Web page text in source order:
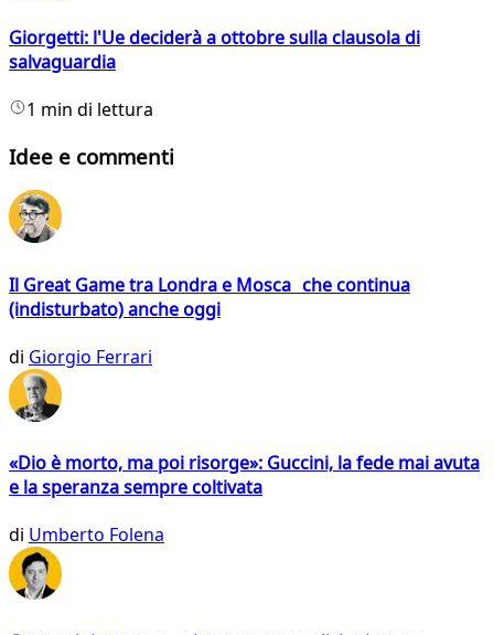
Giorgetti: l'Ue deciderà a ottobre sulla clausola di
salvaguardia
1 min di lettura
Idee e commenti
Il Great Game tra Londra e Mosca che continua
(indisturbato) anche oggi
di Giorgio Ferrari
«Dio è morto, ma poi risorge»: Guccini, la fede mai avuta
e la speranza sempre coltivata
di Umberto Folena